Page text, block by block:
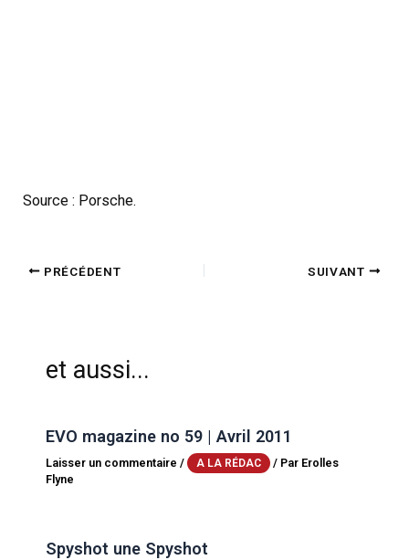
Source : Porsche.
PRÉCÉDENT SUIVANT
et aussi...
EVO magazine no 59 | Avril 2011
Laisser un commentaire / A LA RÉDAC / Par Erolles
Flyne
Spyshot une Spyshot